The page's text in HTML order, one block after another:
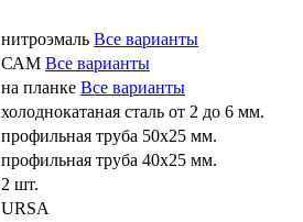
нитроэмаль Все варианты
САМ Все варианты
на планке Все варианты
холоднокатаная сталь от 2 до 6 мм.
профильная труба 50х25 мм.
профильная труба 40х25 мм.
2 шт.
URSA